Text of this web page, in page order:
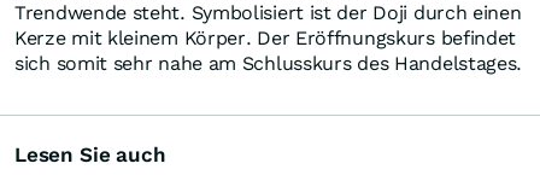
Trendwende steht. Symbolisiert ist der Doji durch einen
Kerze mit kleinem Körper. Der Eröffnungskurs befindet
sich somit sehr nahe am Schlusskurs des Handelstages.
Lesen Sie auch